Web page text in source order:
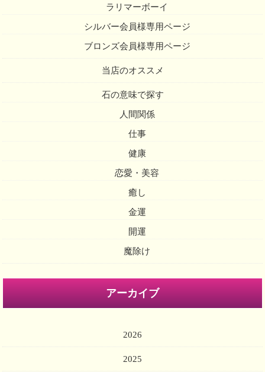
ラリマーボーイ
シルバー会員様専用ページ
ブロンズ会員様専用ページ
当店のオススメ
石の意味で探す
人間関係
仕事
健康
恋愛・美容
癒し
金運
開運
魔除け
アーカイブ
2026
2025